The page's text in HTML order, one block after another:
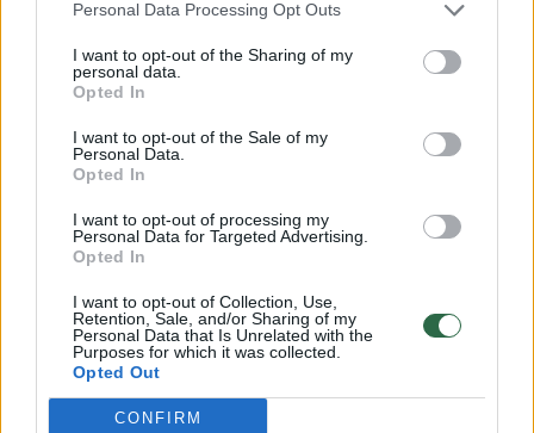
Personal Data Processing Opt Outs
I want to opt-out of the Sharing of my
personal data.
Opted In
I want to opt-out of the Sale of my
Personal Data.
Opted In
I want to opt-out of processing my
Personal Data for Targeted Advertising.
Opted In
I want to opt-out of Collection, Use,
Retention, Sale, and/or Sharing of my
Personal Data that Is Unrelated with the
Purposes for which it was collected.
Opted Out
CONFIRM
fotografijos žurnalas „Dodho“.
Daugiau nuotraukų (2)